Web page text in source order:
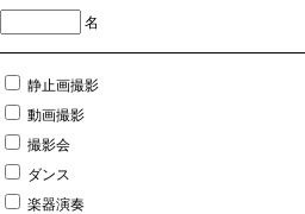
名
静止画撮影
動画撮影
撮影会
ダンス
楽器演奏